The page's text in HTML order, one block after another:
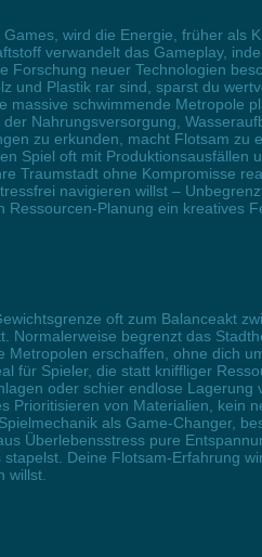
wird die Energie, früher als
verwandelt das Gameplay,
neuer Technologien
und Plastik rar sind, sparst du
schwimmende Metropole
Nahrungsversorgung,
zu erkunden, macht Flotsam zu
Spiel oft mit
Traumstadt ohne Kompromisse
navigieren willst –
Planung ein kreatives
oft zum Balanceakt
begrenzt das
erschaffen, ohne dich
für Spieler, die statt kniffliger
oder schier endlose
von Materialien, kein
als Game-Changer,
Überlebensstress pure
Deine Flotsam-Erfahrung
willst.